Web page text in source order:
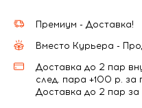
Премиум - Доставка!
Вместо Курьера -
Доставка до 2 пар
след. пара +100 р. за
Доставка до 2 пар